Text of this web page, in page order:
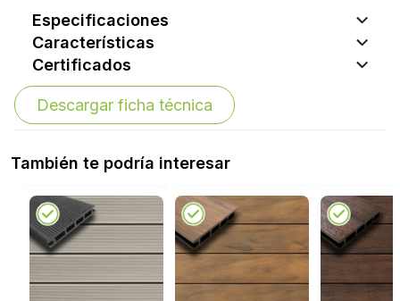
Especificaciones
Características
Certificados
Descargar ficha técnica
También te podría interesar